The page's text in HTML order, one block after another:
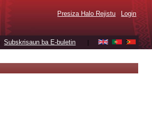
Presiza Halo Rejistu Login
Subskrisaun ba E-buletin